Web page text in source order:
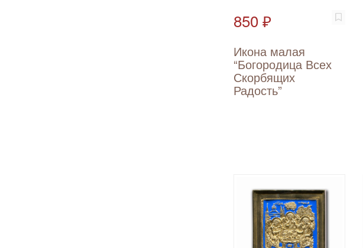
850 ₽
Икона малая
“Богородица Всех
Скорбящих
Радость”